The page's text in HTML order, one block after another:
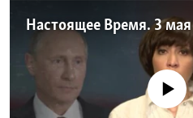
Настоящее Время. 3 мая
No media source